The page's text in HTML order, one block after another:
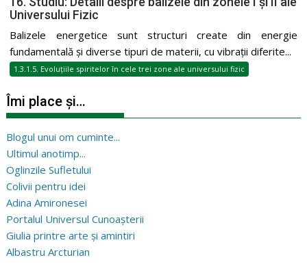
Universului Fizic
Balizele energetice sunt structuri create din energie
fundamentală și diverse tipuri de materii, cu vibrații diferite...
1.3.1.5. Evoluțiile spiritelor în cele trei zone ale universului fizic
Îmi place și…
Blogul unui om cuminte...
Ultimul anotimp...
Oglinzile Sufletului
Colivii pentru idei
Adina Amironesei
Portalul Universul Cunoașterii
Giulia printre arte și amintiri
Albastru Arcturian